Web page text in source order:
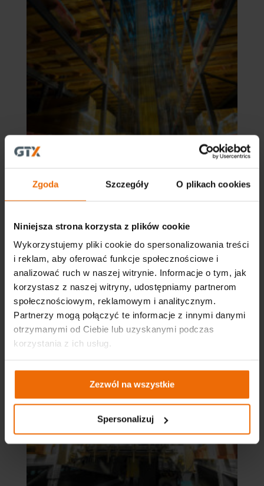
Zgoda Szczegóły O plikach cookies
Niniejsza strona korzysta z plików cookie
Wykorzystujemy pliki cookie do spersonalizowania treści
i reklam, aby oferować funkcje społecznościowe i
analizować ruch w naszej witrynie. Informacje o tym, jak
korzystasz z naszej witryny, udostępniamy partnerom
społecznościowym, reklamowym i analitycznym.
Partnerzy mogą połączyć te informacje z innymi danymi
otrzymanymi od Ciebie lub uzyskanymi podczas
korzystania z ich usług.
Zezwól na wszystkie
Spersonalizuj